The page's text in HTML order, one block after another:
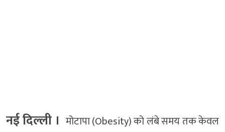
नई दिल्ली । मोटापा (Obesity) को लंबे समय तक केवल